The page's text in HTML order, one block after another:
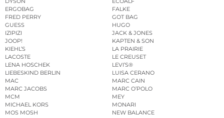
ERGOBAG
FALKE
FRED PERRY
GOT BAG
GUESS
HUGO
IZIPIZI
JACK & JONES
JOOP!
KAPTEN & SON
KIEHL’S
LA PRAIRIE
LACOSTE
LE CREUSET
LENA HOSCHEK
LEVI’S®
LIEBESKIND BERLIN
LUISA CERANO
MAC
MARC CAIN
MARC JACOBS
MARC O’POLO
MCM
MEY
MICHAEL KORS
MONARI
MOS MOSH
NEW BALANCE